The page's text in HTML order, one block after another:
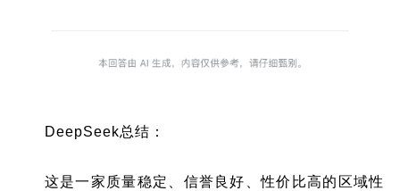
DeepSeek总结：
这是一家质量稳定、信誉良好、性价比高的区域性